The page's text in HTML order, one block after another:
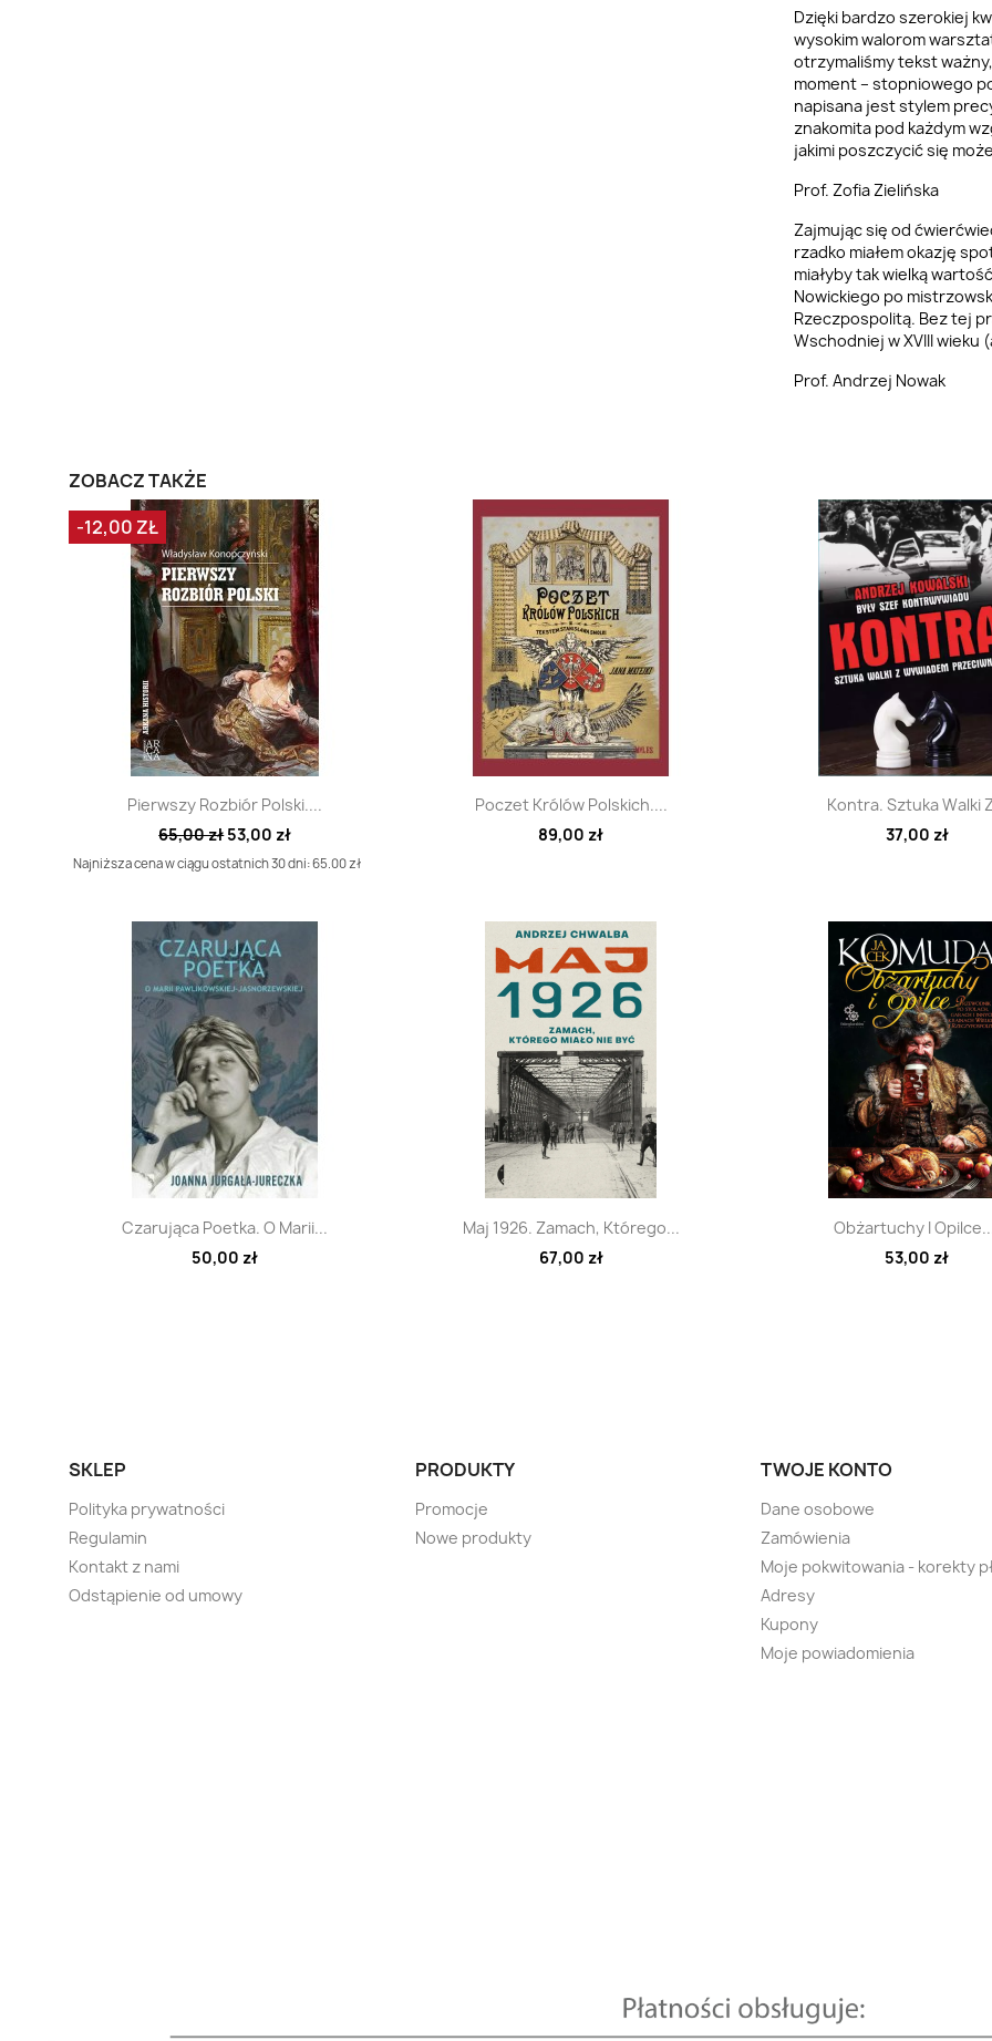
Dzięki bardzo szerokiej
wysokim walorom
otrzymaliśmy tekst
moment – stopniowego
napisana jest stylem
znakomita pod każdym
jakimi poszczycić się
Prof. Zofia Zielińska
Zajmując się od
rzadko miałem okazję
miałyby tak wielką
Nowickiego po
Rzeczpospolitą. Bez tej
Wschodniej w XVIII wieku
Prof. Andrzej Nowak
ZOBACZ TAKŻE
Szybki podgląd
Pierwszy Rozbiór Polski....
65,00 zł53,00 zł
Najniższa cena w ciągu ostatnich 30 dni: 65.00 zł
-12,00 ZŁ
Szybki podgląd
Poczet Królów Polskich....
89,00 zł
Szybki podgląd
Kontra. Sztuka Walki
37,00 zł
Szybki podgląd
Czarująca Poetka. O Marii...
50,00 zł
Szybki podgląd
Maj 1926. Zamach, Którego...
67,00 zł
Szybki podgląd
Obżartuchy I
53,00 zł
SKLEP
Polityka prywatności
Regulamin
Kontakt z nami
Odstąpienie od umowy
PRODUKTY
Promocje
Nowe produkty
TWOJE KONTO
Dane osobowe
Zamówienia
Moje pokwitowania - korekty
Adresy
Kupony
Moje powiadomienia